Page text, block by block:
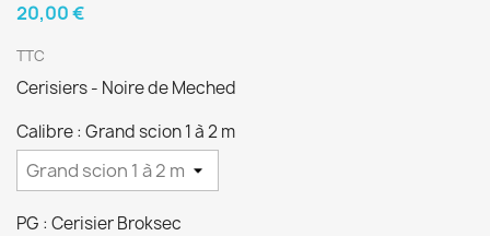
20,00 €
TTC
Cerisiers - Noire de Meched
Calibre : Grand scion 1 à 2 m
PG : Cerisier Broksec